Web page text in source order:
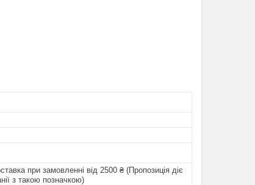
при замовленні від 2500 ₴ (Пропозиція діє
з такою позначкою)